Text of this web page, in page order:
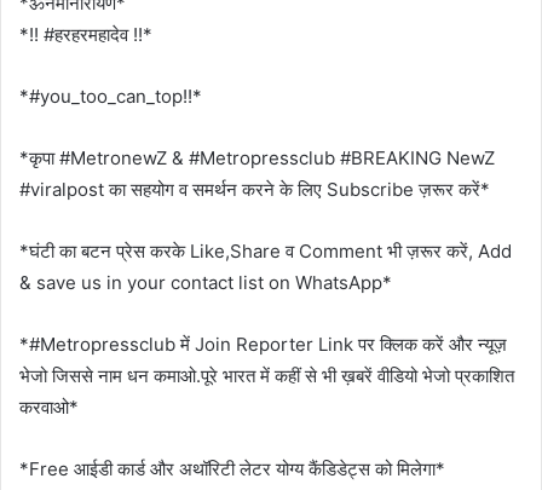
*!! #हरहरमहादेव !!*
*#you_too_can_top!!*
*कृपा #MetronewZ & #Metropressclub #BREAKING NewZ
#viralpost का सहयोग व समर्थन करने के लिए Subscribe ज़रूर करें*
*घंटी का बटन प्रेस करके Like,Share व Comment भी ज़रूर करें, Add
& save us in your contact list on WhatsApp*
*#Metropressclub में Join Reporter Link पर क्लिक करें और न्यूज़
भेजो जिससे नाम धन कमाओ.पूरे भारत में कहीं से भी ख़बरें वीडियो भेजो प्रकाशित
करवाओ*
*Free आईडी कार्ड और अथॉरिटी लेटर योग्य कैंडिडेट्स को मिलेगा*